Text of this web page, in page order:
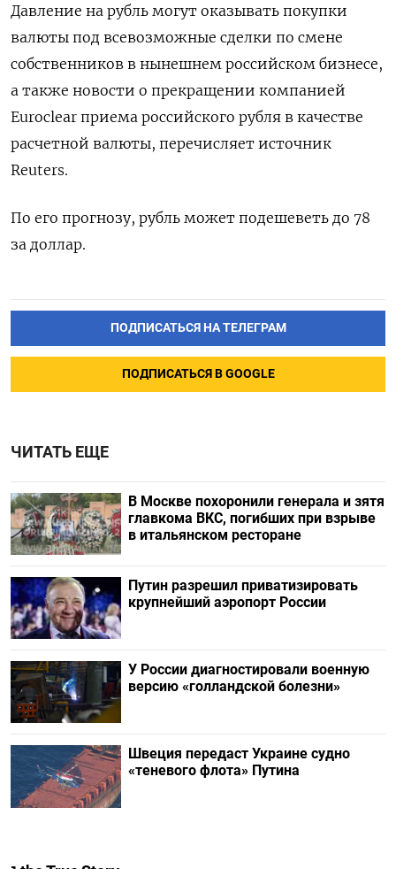
Давление на рубль могут оказывать покупки
валюты под всевозможные сделки по смене
собственников в нынешнем российском бизнесе,
а также новости о прекращении компанией
Euroclear приема российского рубля в качестве
расчетной валюты, перечисляет источник
Reuters.
По его прогнозу, рубль может подешеветь до 78
за доллар.
ПОДПИСАТЬСЯ НА ТЕЛЕГРАМ
ПОДПИСАТЬСЯ В GOOGLE
ЧИТАТЬ ЕЩЕ
В Москве похоронили генерала и зятя
главкома ВКС, погибших при взрыве
в итальянском ресторане
Путин разрешил приватизировать
крупнейший аэропорт России
У России диагностировали военную
версию «голландской болезни»
Швеция передаст Украине судно
«теневого флота» Путина